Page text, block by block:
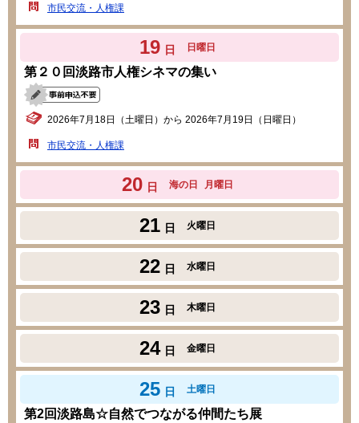
市民交流・人権課
19 日 日曜日
第２０回淡路市人権シネマの集い
2026年7月18日（土曜日）から 2026年7月19日（日曜日）
市民交流・人権課
20 日 海の日 月曜日
21 日 火曜日
22 日 水曜日
23 日 木曜日
24 日 金曜日
25 日 土曜日
第2回淡路島☆自然でつながる仲間たち展